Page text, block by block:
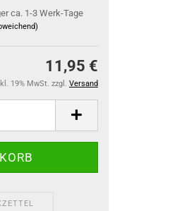
ca. 1-3 Werk-Tage
11,95 €
19% MwSt. zzgl. Versand